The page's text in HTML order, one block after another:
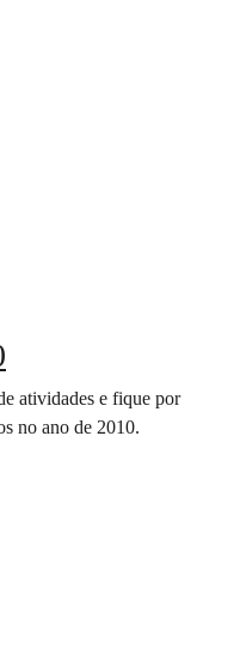
atividades e fique por
no ano de 2010.